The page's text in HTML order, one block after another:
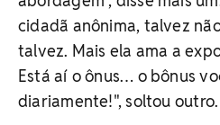
cidadã anônima, talvez
talvez. Mais ela ama a
Está aí o ônus… o bônus
diariamente!", soltou outro.